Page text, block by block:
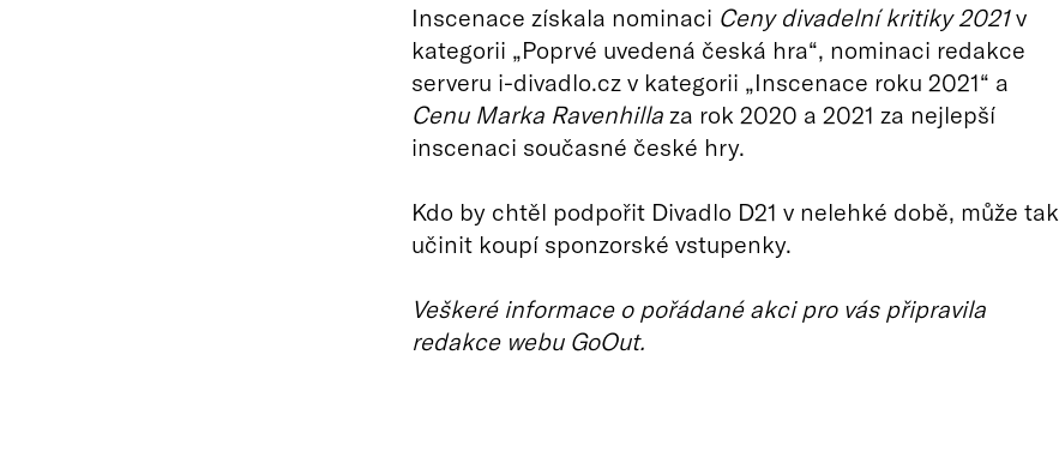
Inscenace získala nominaci Ceny divadelní kritiky 2021v
kategorii „Poprvé uvedená česká hra“, nominaci redakce
serveru i-divadlo.cz v kategorii „Inscenace roku 2021“ a
Cenu Marka Ravenhillaza rok 2020 a 2021 za nejlepší
inscenaci současné české hry.
Kdo by chtěl podpořit Divadlo D21 v nelehké době, může tak
učinit koupí sponzorské vstupenky.
Veškeré informace o pořádané akci pro vás připravila
redakce webu GoOut.